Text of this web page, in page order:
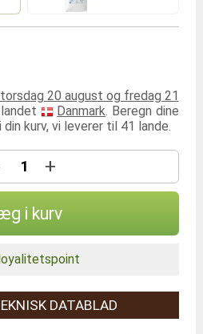
torsdag 20 august og fredag 21
Danmark. Beregn dine
kurv, vi leverer til 41 lande.
+
i kurv
DATABLAD